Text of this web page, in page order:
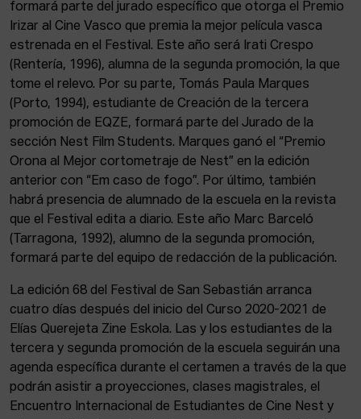
formará parte del jurado específico que otorga el Premio
Irizar al Cine Vasco que premia la mejor película vasca
estrenada en el Festival. Este año será Irati Crespo
(Rentería, 1996), alumna de la segunda promoción, la que
tome el relevo. Por su parte, Tomás Paula Marques
(Porto, 1994), estudiante de Creación de la tercera
promoción de EQZE, formará parte del Jurado de la
sección Nest Film Students. Marques ganó el “Premio
Orona al Mejor cortometraje de Nest” en la edición
anterior con “Em caso de fogo”. Por último, también
habrá presencia de alumnado de la escuela en la revista
que el Festival edita a diario. Este año Marc Barceló
(Tarragona, 1992), alumno de la segunda promoción,
formará parte del equipo de redacción de la publicación.
La edición 68 del Festival de San Sebastián arranca
cuatro días después del inicio del Curso 2020-2021 de
Elías Querejeta Zine Eskola. Las y los estudiantes de la
tercera y segunda promoción de la escuela seguirán una
agenda específica durante el certamen a través de la que
podrán asistir a proyecciones, clases magistrales, el
Encuentro Internacional de Estudiantes de Cine Nest y